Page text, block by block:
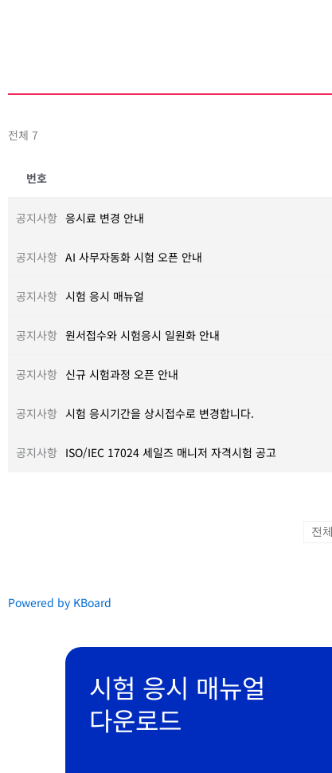
전체 7
번호
공지사항 응시료 변경 안내
공지사항 AI 사무자동화 시험 오픈 안내
공지사항 시험 응시 매뉴얼
공지사항 원서접수와 시험응시 일원화 안내
공지사항 신규 시험과정 오픈 안내
공지사항 시험 응시기간을 상시접수로 변경합니다.
공지사항 ISO/IEC 17024 세일즈 매니저 자격시험 공고
Powered by KBoard
시험 응시 매뉴얼
다운로드